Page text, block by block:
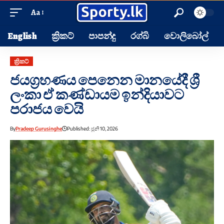
Aa
English ක්‍රිකට් පාපන්දු රග්බි වොලිබෝල්
ක්‍රිකට්
ජයග්‍රහණය පෙනෙන මානයේදී ශ්‍රී
ලංකා ඒ කණ්ඩායම ඉන්දියාවට
පරාජය වෙයි
ByPradeep Gurusinghe Published: ජූනි 10, 2026